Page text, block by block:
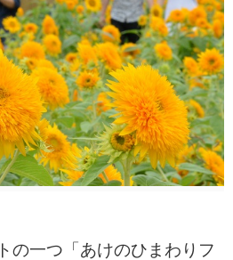
の一つ「あけのひまわりフ